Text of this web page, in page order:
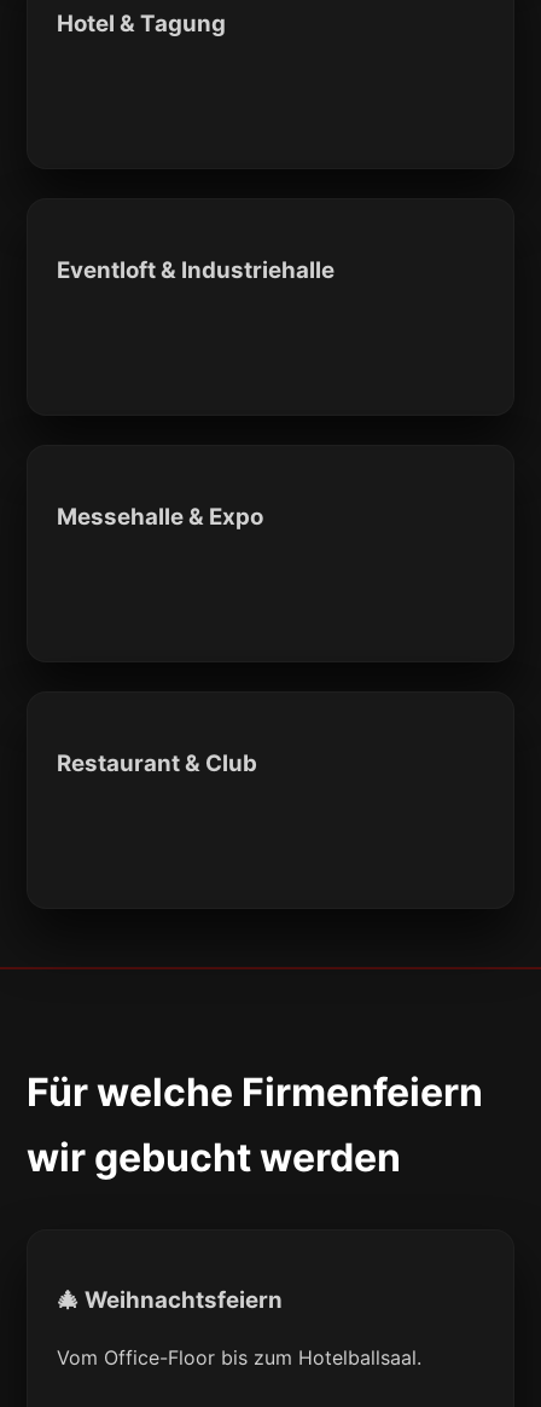
Hotel & Tagung
Eventloft & Industriehalle
Messehalle & Expo
Restaurant & Club
Für welche Firmenfeiern
wir gebucht werden
🎄 Weihnachtsfeiern
Vom Office-Floor bis zum Hotelballsaal.